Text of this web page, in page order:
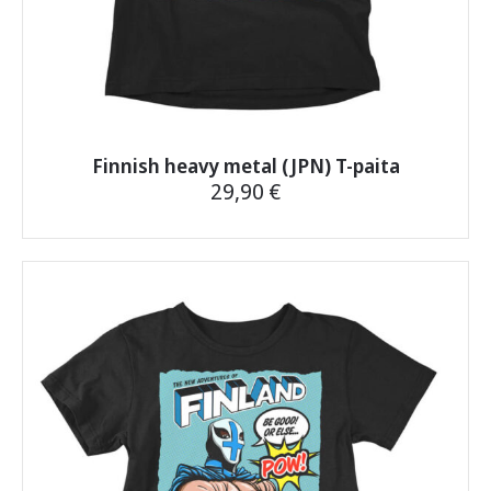
kustannuksen 5,90 €.
Jos jokin askarruttaa,
, vastaamme
nopeasti.
Finnish heavy metal (JPN) T-paita
29,90 €
tuotteella
muunnelma.
tehdä
valinnat
tuotteen
sivulla.